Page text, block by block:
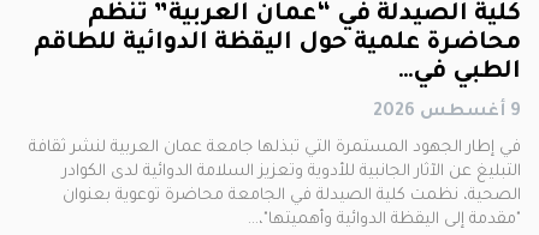
كلية الصيدلة في “عمان العربية” تنظم
محاضرة علمية حول اليقظة الدوائية للطاقم
الطبي في…
9 أغسطس 2026
في إطار الجهود المستمرة التي تبذلها جامعة عمان العربية لنشر ثقافة
التبليغ عن الآثار الجانبية للأدوية وتعزيز السلامة الدوائية لدى الكوادر
الصحية، نظمت كلية الصيدلة في الجامعة محاضرة توعوية بعنوان
"مقدمة إلى اليقظة الدوائية وأهميتها"،…